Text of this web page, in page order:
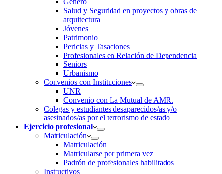
Salud y Seguridad en proyectos y obras de
arquitectura
Jóvenes
Patrimonio
Pericias y Tasaciones
Profesionales en Relación de Dependencia
Seniors
Urbanismo
Convenios con Instituciones
UNR
Convenio con La Mutual de AMR.
Colegas y estudiantes desaparecidos/as y/o
asesinados/as por el terrorismo de estado
Ejercicio profesional
Matriculación
Matriculación
Matricularse por primera vez
Padrón de profesionales habilitados
Instructivos